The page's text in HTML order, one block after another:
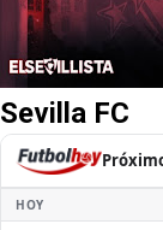
Sevilla FC